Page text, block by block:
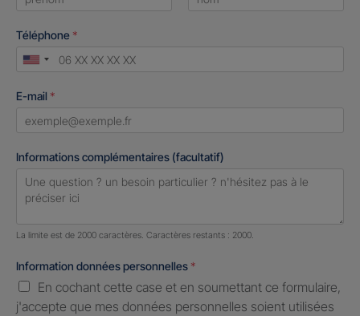
Téléphone *
United
+1
E-mail *
Informations complémentaires (facultatif)
Nombre de caractères restants :2000 caractères restants
La limite est de 2000 caractères. Caractères restants : 2000.
Information données personnelles *
En cochant cette case et en soumettant ce formulaire,
j'accepte que mes données personnelles soient utilisées